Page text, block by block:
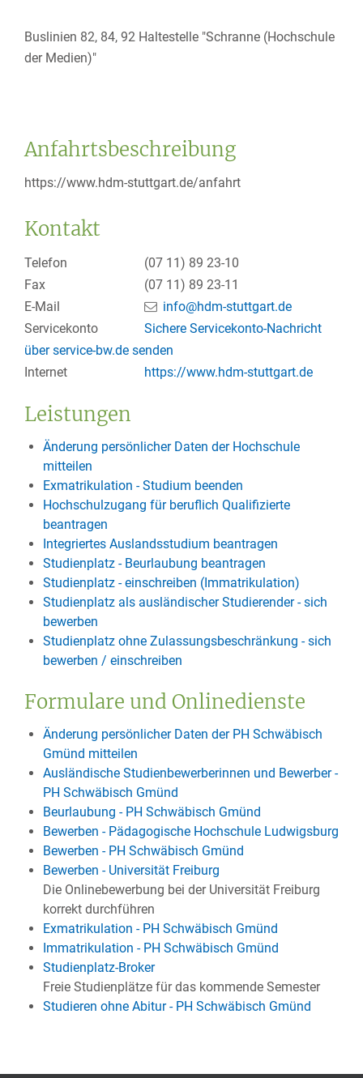
Buslinien 82, 84, 92 Haltestelle "Schranne (Hochschule
der Medien)"
Anfahrtsbeschreibung
https://www.hdm-stuttgart.de/anfahrt
Kontakt
Telefon (07 11) 89 23-10
Fax
(07 11) 89 23-11
E-Mail
info@hdm-stuttgart.de
Servicekonto
Sichere Servicekonto-Nachricht
über service-bw.de senden
Internet
https://www.hdm-stuttgart.de
Leistungen
Änderung persönlicher Daten der Hochschule
mitteilen
Exmatrikulation - Studium beenden
Hochschulzugang für beruflich Qualifizierte
beantragen
Integriertes Auslandsstudium beantragen
Studienplatz - Beurlaubung beantragen
Studienplatz - einschreiben (Immatrikulation)
Studienplatz als ausländischer Studierender - sich
bewerben
Studienplatz ohne Zulassungsbeschränkung - sich
bewerben / einschreiben
Formulare und Onlinedienste
Änderung persönlicher Daten der PH Schwäbisch
Gmünd mitteilen
Ausländische Studienbewerberinnen und Bewerber -
PH Schwäbisch Gmünd
Beurlaubung - PH Schwäbisch Gmünd
Bewerben - Pädagogische Hochschule Ludwigsburg
Bewerben - PH Schwäbisch Gmünd
Bewerben - Universität Freiburg
Die Onlinebewerbung bei der Universität Freiburg
korrekt durchführen
Exmatrikulation - PH Schwäbisch Gmünd
Immatrikulation - PH Schwäbisch Gmünd
Studienplatz-Broker
Freie Studienplätze für das kommende Semester
Studieren ohne Abitur - PH Schwäbisch Gmünd